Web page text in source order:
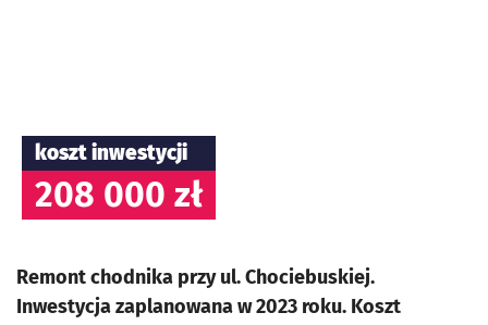
koszt inwestycji
208 000 zł
Remont chodnika przy ul. Chociebuskiej.
Inwestycja zaplanowana w 2023 roku. Koszt